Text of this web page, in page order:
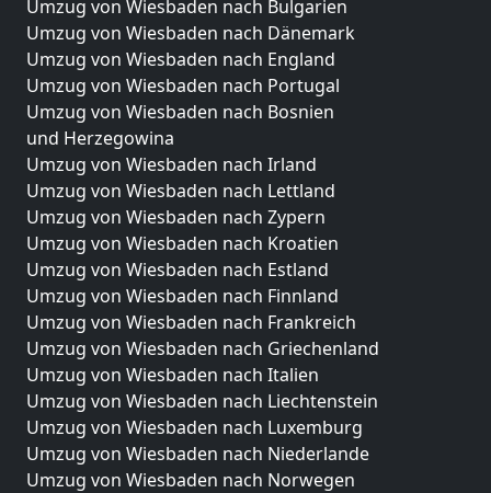
Umzug von Wiesbaden nach Bulgarien
Umzug von Wiesbaden nach Dänemark
Umzug von Wiesbaden nach England
Umzug von Wiesbaden nach Portugal
Umzug von Wiesbaden nach Bosnien
und Herzegowina
Umzug von Wiesbaden nach Irland
Umzug von Wiesbaden nach Lettland
Umzug von Wiesbaden nach Zypern
Umzug von Wiesbaden nach Kroatien
Umzug von Wiesbaden nach Estland
Umzug von Wiesbaden nach Finnland
Umzug von Wiesbaden nach Frankreich
Umzug von Wiesbaden nach Griechenland
Umzug von Wiesbaden nach Italien
Umzug von Wiesbaden nach Liechtenstein
Umzug von Wiesbaden nach Luxemburg
Umzug von Wiesbaden nach Niederlande
Umzug von Wiesbaden nach Norwegen